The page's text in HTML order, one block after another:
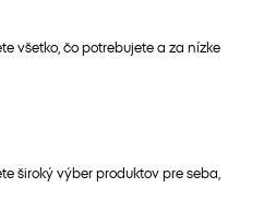
všetko, čo potrebujete a za nízke
široký výber produktov pre seba,